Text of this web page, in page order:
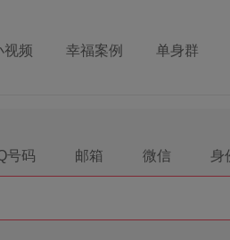
视频 幸福案例 单身群
号码 邮箱 微信 身